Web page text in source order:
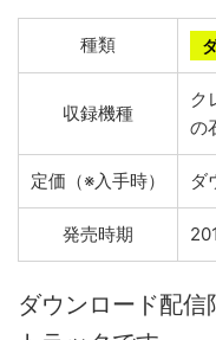
種類
収録機種
ク
の
定価（※入手時） ダ
発売時期
ダウンロード配